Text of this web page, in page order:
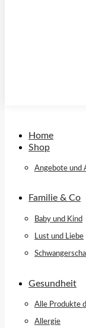
Home
Shop
Angebote und
Familie & Co
Baby und Kind
Lust und Liebe
Gesundheit
Alle Produkte
Allergie